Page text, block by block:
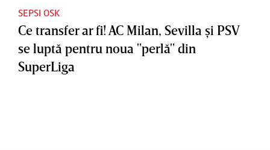
SEPSI OSK
Ce transfer ar fi! AC Milan, Sevilla şi PSV
se luptă pentru noua "perlă" din
SuperLiga